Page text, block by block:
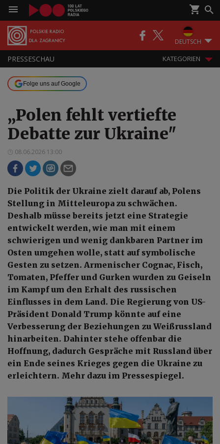
DEUTSCH
PRESSESCHAU KATEGORIEN
Folge uns auf Google
„Polen fehlt vertiefte
Debatte zur Ukraine"
08.06.2026 13:00
Die Politik der Ukraine zielt darauf ab, Polens
Stellung in Mitteleuropa zu schwächen.
Deshalb müsse bereits jetzt eine Strategie
entwickelt werden, wie man mit einem
schwierigen und wenig dankbaren Partner im
Osten umgehen wolle, statt auf symbolische
Gesten zu setzen. Armenischer Cognac, Fisch,
Tomaten, Pfeffer und Gurken wurden zu Geiseln
im Kampf um den Erhalt des russischen
Einflusses in dem Land. Die Regierung von US-
Präsident Donald Trump könnte auf eine
Verbesserung der Beziehungen zu Weißrussland
hinarbeiten. Dahinter stehe offenbar die
Hoffnung, dadurch Gespräche mit Russland über
ein Ende seines Krieges gegen die Ukraine zu
erleichtern. Mehr dazu im Pressespiegel.